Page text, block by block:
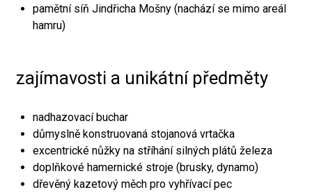
pamětní síň Jindřicha Mošny (nachází se mimo areál
hamru)
zajímavosti a unikátní předměty
nadhazovací buchar
důmyslně konstruovaná stojanová vrtačka
excentrické nůžky na stříhání silných plátů železa
doplňkové hamernické stroje (brusky, dynamo)
dřevěný kazetový měch pro vyhřívací pec